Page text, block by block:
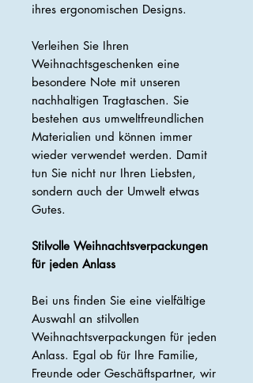
ihres ergonomischen Designs.
Verleihen Sie Ihren
Weihnachtsgeschenken eine
besondere Note mit unseren
nachhaltigen Tragtaschen. Sie
bestehen aus umweltfreundlichen
Materialien und können immer
wieder verwendet werden. Damit
tun Sie nicht nur Ihren Liebsten,
sondern auch der Umwelt etwas
Gutes.
Stilvolle Weihnachtsverpackungen
für jeden Anlass
Bei uns finden Sie eine vielfältige
Auswahl an stilvollen
Weihnachtsverpackungen für jeden
Anlass. Egal ob für Ihre Familie,
Freunde oder Geschäftspartner, wir